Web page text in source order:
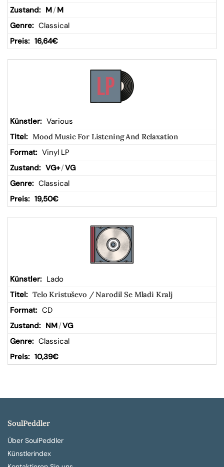
M/ M
Classical
16,64€
Various
Mood Music For Listening And Relaxation
Vinyl LP
VG+/VG
Classical
19,50€
Lado
Telo Kristuševo / Narodil Se Mladi Kralj
CD
NM/VG
Classical
10,39€
SoulPeddler
Über SoulPeddler
Künstlerindex